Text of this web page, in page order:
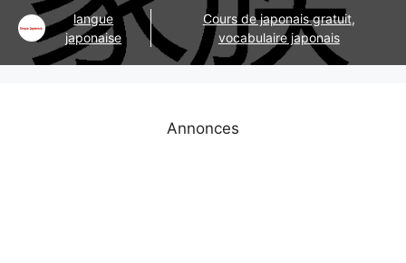
langue
japonaise
Cours de japonais gratuit,
vocabulaire japonais
Annonces